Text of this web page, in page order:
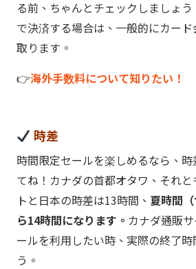
る前、ちゃんとチェックしましょ
で決済する場合は、一般的にカー
取ります。
👉海外手数料について知りたい！
時差
時間限定セールを楽しめるなら、
てね！カナダの首都オタワ、それ
トと日本の時差は13時間、 夏時間
ら14時間になります。 カナダ通販
ールを利用したい時、実際の終了
う。